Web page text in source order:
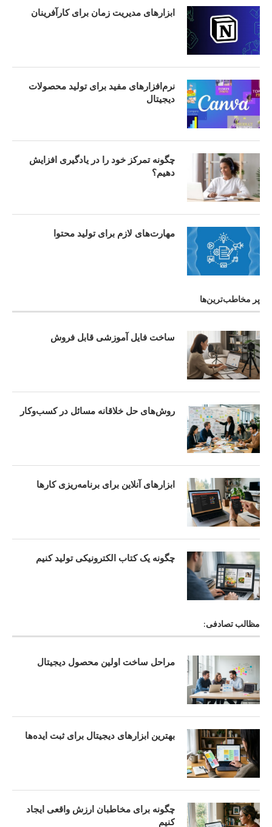
ابزارهای مدیریت زمان برای کارآفرینان
نرم‌افزارهای مفید برای تولید محصولات
دیجیتال
چگونه تمرکز خود را در یادگیری افزایش
دهیم؟
مهارت‌های لازم برای تولید محتوا
پر مخاطب‌ترین‌ها
ساخت فایل آموزشی قابل فروش
روش‌های حل خلاقانه مسائل در کسب‌وکار
ابزارهای آنلاین برای برنامه‌ریزی کارها
چگونه یک کتاب الکترونیکی تولید کنیم
مظالب تصادفی:
مراحل ساخت اولین محصول دیجیتال
بهترین ابزارهای دیجیتال برای ثبت ایده‌ها
چگونه برای مخاطبان ارزش واقعی ایجاد
کنیم